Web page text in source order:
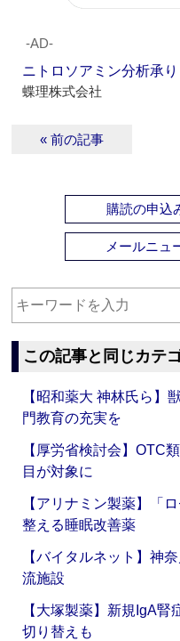
‐AD‐
ニトロソアミン分析承
蝶理株式会社
« 前の記事
購読の申込
メールニュ
この記事と同じカテ
【昭和薬大 神林氏ら】
門教育の充実を
【厚労省検討会】OTC
目が対象に
【アリナミン製薬】「
整える睡眠改善薬
【バイタルネット】神
流施設
【大塚製薬】新規IgA
切り替えも